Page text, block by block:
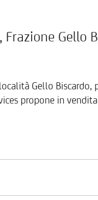
Gello
propone in
su tre piani per una
ideale per chi